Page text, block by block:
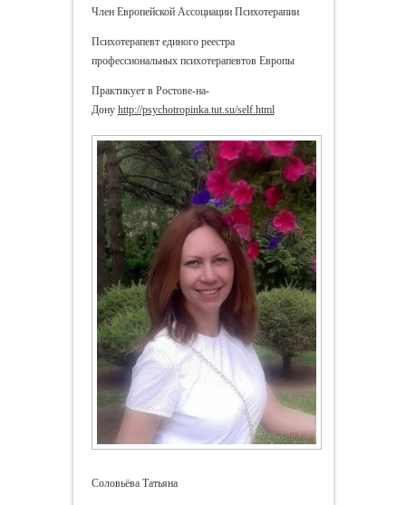
Член Европейской Ассоциации Психотерапии
Психотерапевт единого реестра
профессиональных психотерапевтов Европы
Практикует в Ростове-на-
Дону http://psychotropinka.tut.su/self.html
Соловьёва Татьяна